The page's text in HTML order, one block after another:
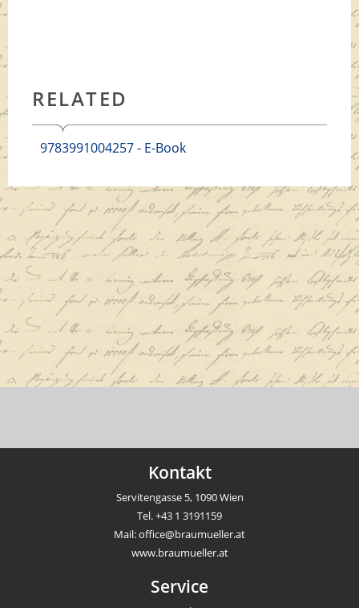
RELATED
9783991004257 - E-Book
Kontakt
Servitengasse 5, 1090 Wien
Tel.+43 1 3191159
Mail:office@braumueller.at
www.braumueller.at
Service